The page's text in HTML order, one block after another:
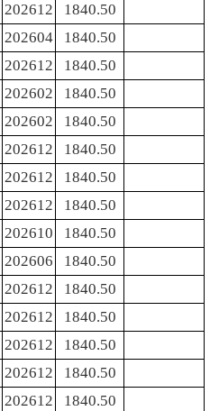
202612
1840.50
202604
1840.50
202612
1840.50
202602
1840.50
202602
1840.50
202612
1840.50
202612
1840.50
202612
1840.50
202610
1840.50
202606
1840.50
202612
1840.50
202612
1840.50
202612
1840.50
202612
1840.50
202612
1840.50